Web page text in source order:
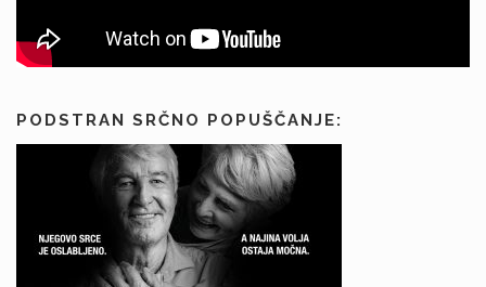
o
v
PODSTRAN SRČNO POPUŠČANJE: